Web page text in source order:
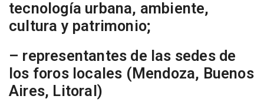
tecnología urbana, ambiente,
cultura y patrimonio;
– representantes de las sedes de
los foros locales (Mendoza, Buenos
Aires, Litoral)